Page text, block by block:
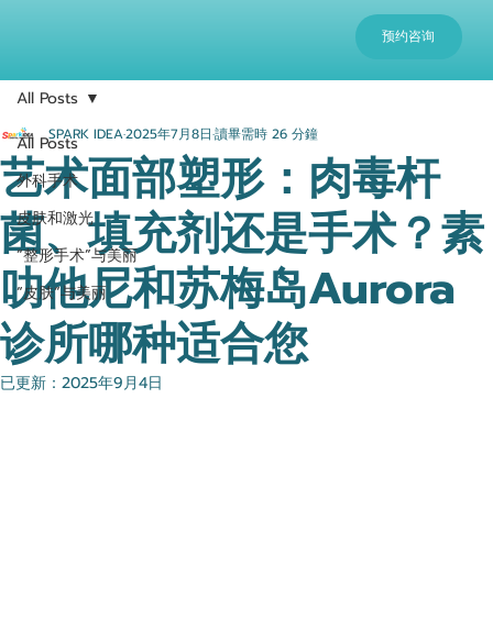
预约咨询
All Posts
外科手术
皮肤和激光
“整形手术”与美丽
“皮肤”与美丽
All Posts
艺术面部塑形：肉毒杆
菌、填充剂还是手术？素
叻他尼和苏梅岛Aurora
诊所哪种适合您
SPARK IDEA2025年7月8日 讀畢需時 26 分鐘
已更新： 2025年9月4日